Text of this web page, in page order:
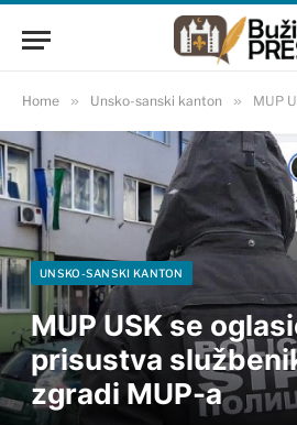
Home » Unsko-sanski kanton » MUP USK se
UNSKO-SANSKI KANTON
MUP USK se
prisustva
zgradi MUP-a